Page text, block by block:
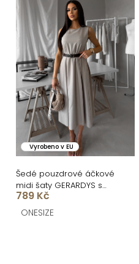
Vyrobeno v EU
Šedé pouzdrové áčkové
midi šaty GERARDYS s
páskem
789 Kč
ONESIZE